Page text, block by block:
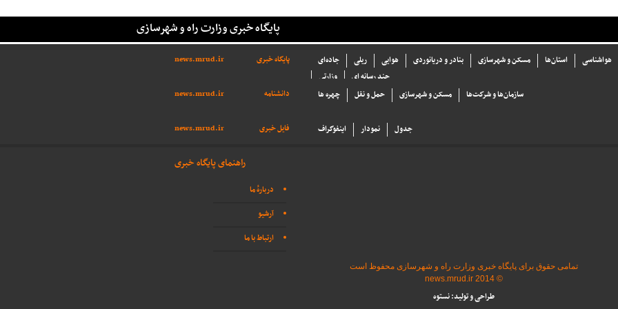
پایگاه خبری وزارت راه و شهرسازی
پایگاه خبری news.mrud.ir جاده‌ای ریلی هوایی بنادر و دریانوردی مسکن و شهرسازی استان‌ها
هواشناسی
وزارتی
چند رسانه ای
دانشنامه
news.mrud.ir چهره ها حمل و نقل مسکن و شهرسازی سازما‌ن‌ها و شركت‌ها
فایل خبری news.mrud.ir اینفوگراف نمودار جدول
راهنمای پایگاه خبری
دربارهٔ ما
آرشیو
ارتباط با ما
تمامی حقوق برای پایگاه خبری وزارت راه و شهرسازی محفوظ است
© 2014 news.mrud.ir
طراحی و تولید: نستوه